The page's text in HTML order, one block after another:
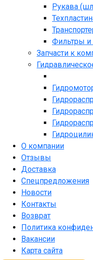
Рукава
Фильтры
Запчасти к
О компании
Отзывы
Доставка
Спецпредложения
Новости
Контакты
Возврат
Политика
Вакансии
Карта сайта